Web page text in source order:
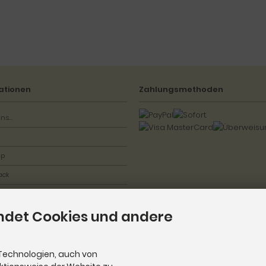
Zahlungsmethoden
Cookies und andere
auch von